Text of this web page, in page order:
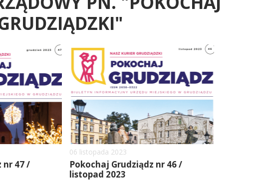
image
nr 47 /
image
Dodano
06 listopada 2023
Pokochaj Grudziądz nr 46 /
listopad 2023